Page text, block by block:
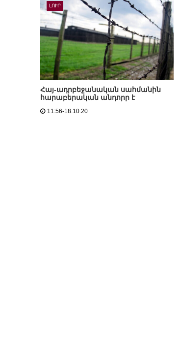
ԼՈՒՐ
Հայ-ադրբեջանական սահմանին
հարաբերական անդորր է
11:56-18.10.20